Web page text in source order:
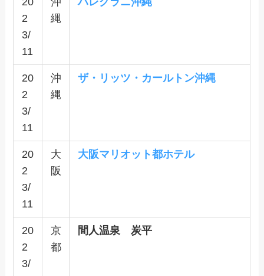
2
3/
11
縄
20
2
3/
11
沖
縄
ザ・リッツ・カールトン沖縄
20
2
3/
11
大
阪
大阪マリオット都ホテル
20
2
3/
京
都
間人温泉 炭平